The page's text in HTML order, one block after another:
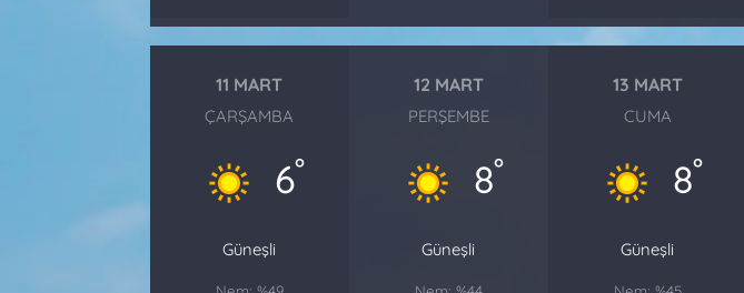
11 MART
ÇARŞAMBA
6°
Güneşli
12 MART
PERŞEMBE
8°
Güneşli
13 MART
CUMA
8°
Güneşli